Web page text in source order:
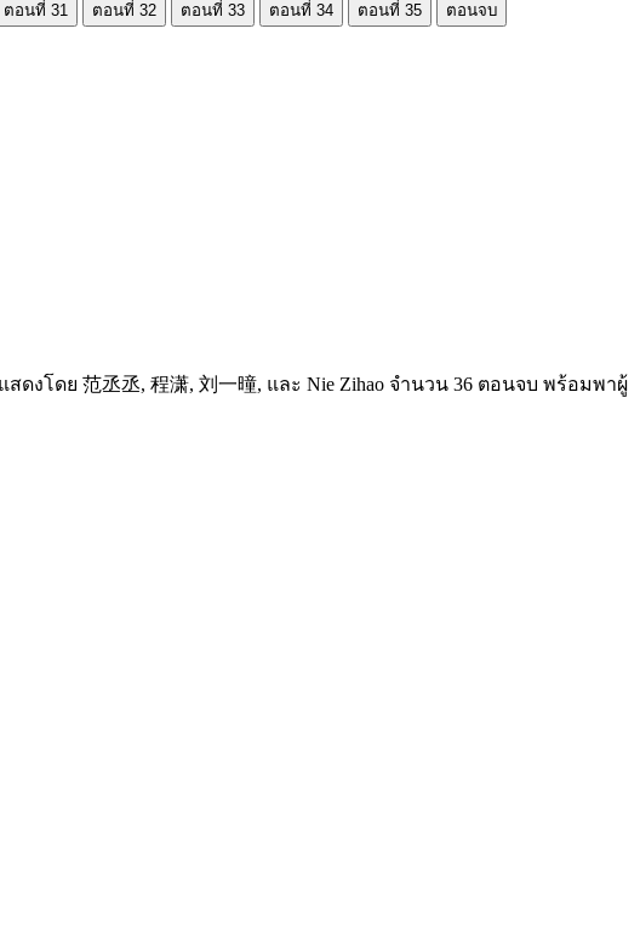
ตอนที่ 31 ตอนที่ 32 ตอนที่ 33 ตอนที่ 34 ตอนที่ 35
ตอนจบ
โดย 范丞丞, 程潇, 刘一曈, และ Nie Zihao จำนวน 36 ตอนจบ พร้อมพาผู้